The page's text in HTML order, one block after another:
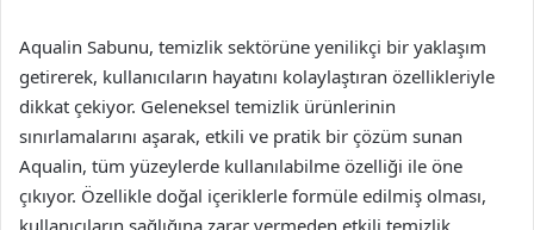
Aqualin Sabunu, temizlik sektörüne yenilikçi bir yaklaşım
getirerek, kullanıcıların hayatını kolaylaştıran özellikleriyle
dikkat çekiyor. Geleneksel temizlik ürünlerinin
sınırlamalarını aşarak, etkili ve pratik bir çözüm sunan
Aqualin, tüm yüzeylerde kullanılabilme özelliği ile öne
çıkıyor. Özellikle doğal içeriklerle formüle edilmiş olması,
kullanıcıların sağlığına zarar vermeden etkili temizlik